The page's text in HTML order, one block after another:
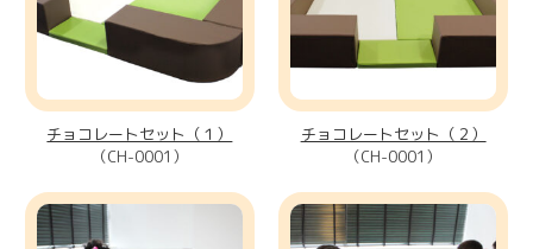
チョコレートセット（１）
（CH-0001）
チョコレートセット（２）
（CH-0001）